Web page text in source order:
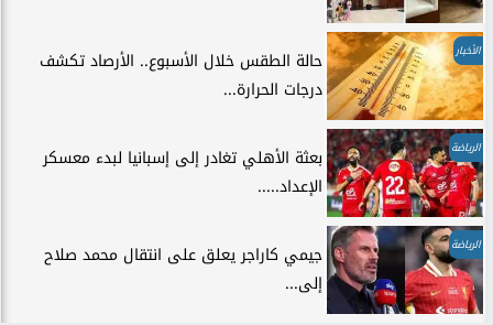
الأخبار
حالة الطقس خلال الأسبوع.. الأرصاد تكشف
درجات الحرارة...
الرياضة
بعثة الأهلي تغادر إلى إسبانيا لبدء معسكر
الإعداد.....
الرياضة
جيمي كاراجر يعلق على انتقال محمد صلاح
إلى...